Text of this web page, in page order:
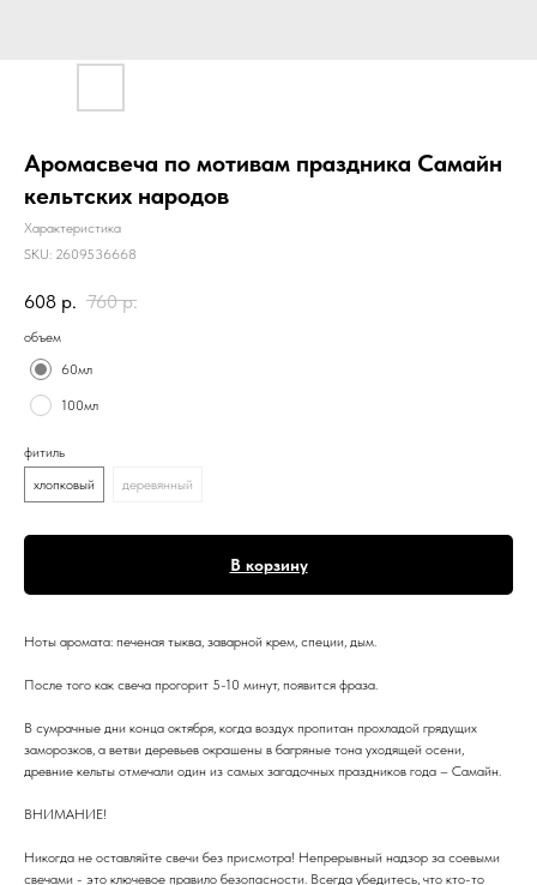
Аромасвеча по мотивам праздника Самайн
кельтских народов
Характеристика
SKU: 2609536668
608 р. 760 р.
объем
60мл
100мл
фитиль
хлопковый
деревянный
В корзину
Ноты аромата: печеная тыква, заварной крем, специи, дым.
После того как свеча прогорит 5-10 минут, появится фраза.
В сумрачные дни конца октября, когда воздух пропитан прохладой грядущих
заморозков, а ветви деревьев окрашены в багряные тона уходящей осени,
древние кельты отмечали один из самых загадочных праздников года – Самайн.
ВНИМАНИЕ!
Никогда не оставляйте свечи без присмотра! Непрерывный надзор за соевыми
свечами - это ключевое правило безопасности. Всегда убедитесь, что кто-то